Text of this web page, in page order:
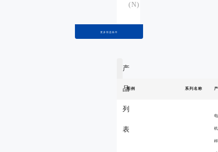
(N)：
最大载荷
量
位精度
更多筛选条件
产
品
列
表
图例 系列名称
电
机
样